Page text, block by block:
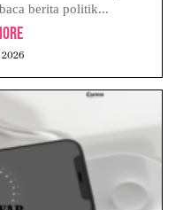
berita politik...
2026